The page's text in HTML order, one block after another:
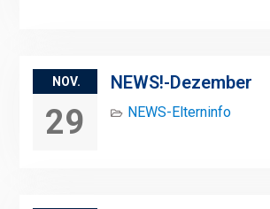
NOV.
29
NEWS!-Dezember
NEWS-Elterninfo